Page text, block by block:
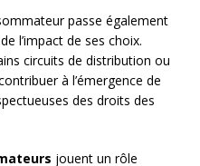
passe également
l’impact de ses choix.
circuits de distribution ou
à l’émergence de
des droits des
jouent un rôle